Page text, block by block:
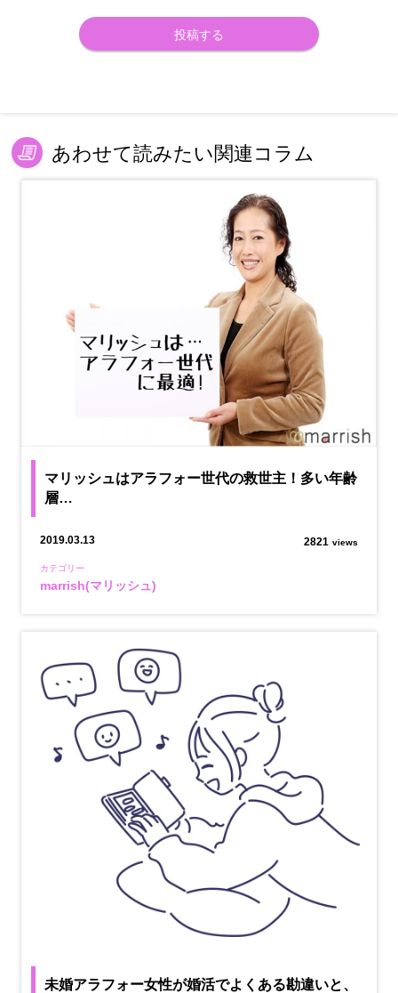
あわせて読みたい関連コラム
マリッシュはアラフォー世代の救世主！多い年齢
層…
2019.03.13 2821 views
カテゴリー
marrish(マリッシュ)
未婚アラフォー女性が婚活でよくある勘違いと、